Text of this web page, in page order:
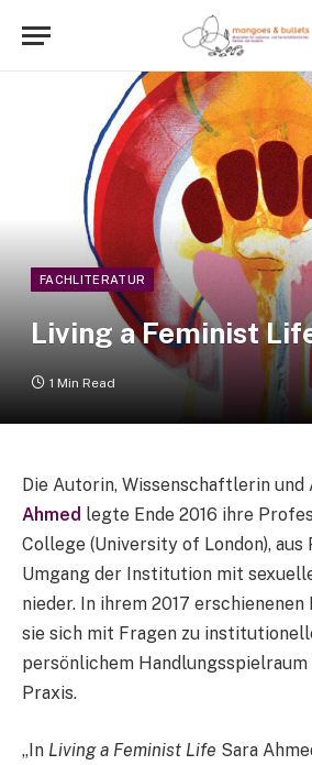
FACHLITERATUR
Living a Feminist
1 Min Read
Die Autorin, Wissenschaftlerin
Ahmed legte Ende 2016 ihre
College (University of London),
Umgang der Institution mit
nieder. In ihrem 2017
sie sich mit Fragen zu
persönlichem
Praxis.
„In Living a Feminist Life Sara